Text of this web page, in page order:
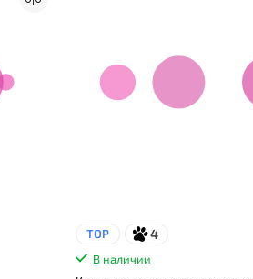
TOP 4
В наличии